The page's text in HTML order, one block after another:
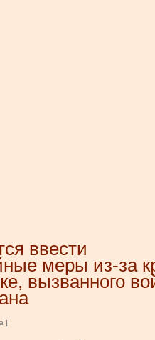
ввести
меры из-за
вызванного
]